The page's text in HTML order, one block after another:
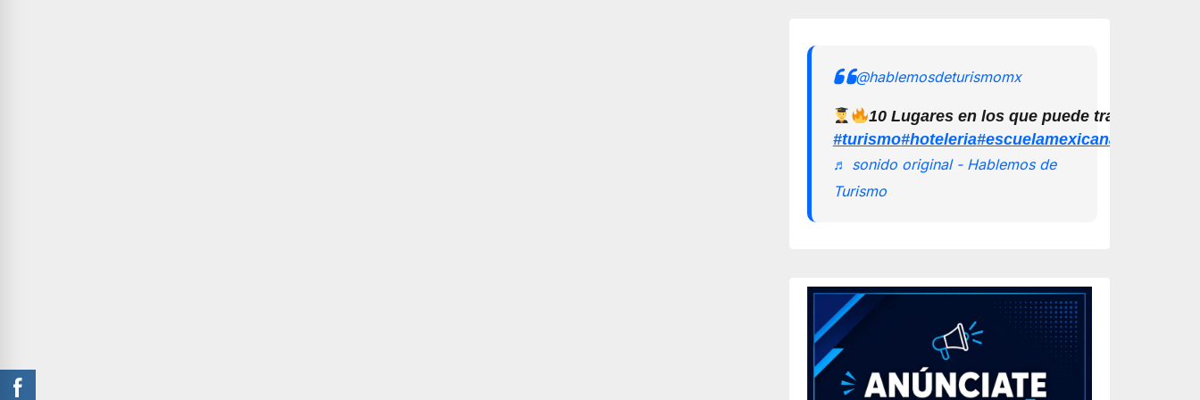
@hablemosdeturismomx
10 Lugares en los que puede trabajar un
#turismo#hoteleria#escuelamexicanadeturismo
♬ sonido original - Hablemos de
Turismo